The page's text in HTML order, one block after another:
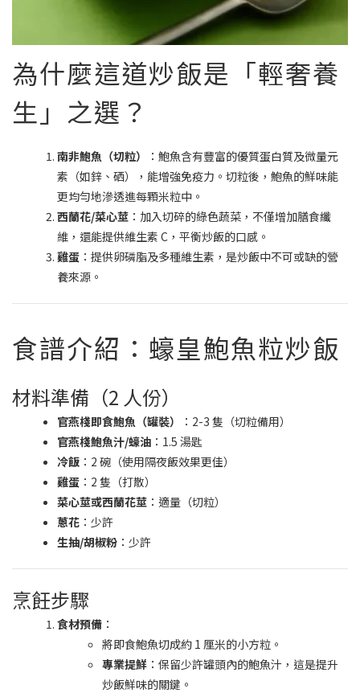
為什麼這道炒飯是「輕奢養
生」之選？
南非鮑魚（切粒）
：鮑魚含有豐富的優質蛋白質及微量元
素（如鋅、硒），能增強免疫力。切粒後，鮑魚的鮮味能
更均勻地滲透進每顆米粒中。
西蘭花/菜心莖 ：加入切碎的綠色蔬菜，不僅增加膳食纖
維，還能提供維生素 C，平衡炒飯的口感。
雞蛋 ：提供卵磷脂及多種維生素，是炒飯中不可或缺的營
養來源。
食譜介紹：蠔皇鮑魚粒炒飯
材料準備（2 人份）
官燕棧即食鮑魚（罐裝）
：2-3 隻（切粒備用）
官燕棧鮑魚汁/蠔油 ：1.5 湯匙
冷飯 ：2 碗（使用隔夜飯效果更佳）
雞蛋 ：2 隻（打散）
菜心莖或西蘭花莖 ：適量（切粒）
蔥花 ：少許
生抽/胡椒粉 ：少許
烹飪步驟
食材預備 ：
將即食鮑魚切成約 1 厘米的小方粒。
專業提鮮 ：保留少許罐頭內的鮑魚汁，這是提升
炒飯鮮味的關鍵。